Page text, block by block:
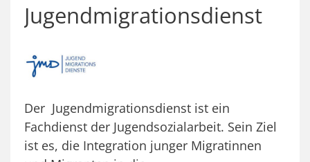
Jugendmigrationsdienst
Der Jugendmigrationsdienst ist ein
Fachdienst der Jugendsozialarbeit. Sein Ziel
ist es, die Integration junger Migratinnen